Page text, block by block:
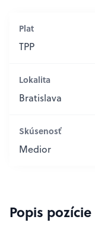
Plat
TPP
Lokalita
Bratislava
Skúsenosť
Medior
Popis pozície